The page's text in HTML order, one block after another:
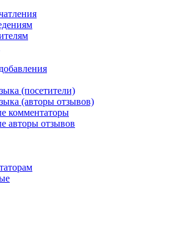
(посетители)
(авторы отзывов)
комментаторы
авторы отзывов